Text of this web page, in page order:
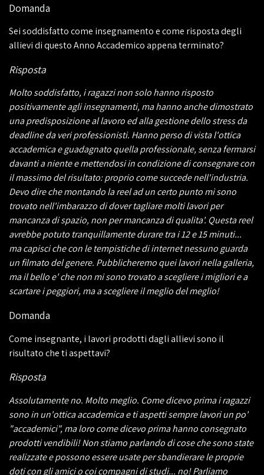
Domanda
Sei soddisfatto come insegnamento e come risposta degli
allievi di questo Anno Accademico appena terminato?
Risposta
Molto soddisfatto, i ragazzi non solo hanno risposto
positivamente agli insegnamenti, ma hanno anche dimostrato
una predisposizione al lavoro ed alla gestione dello stress da
deadline da veri professionisti. Hanno perso di vista l'ottica
accademica e guadagnato quella professionale, senza fermarsi
davanti a niente e mettendosi in condizione di consegnare con
il massimo del risultato: proprio come succede nell'industria.
Devo dire che montando la reel ad un certo punto mi sono
trovato nell'imbarazzo di dover tagliare molti lavori per
mancanza di spazio, non per mancanza di qualita'. Questa reel
avrebbe potuto tranquillamente durare tra i 12 e 15 minuti...
ma capisci che con le tempistiche di internet nessuno guarda
un filmato del genere. Pubblicheremo quei lavori nella galleria,
ma il bello e' che non mi sono trovato a scegliere i migliori e a
scartare i peggiori, ma a scegliere il meglio del meglio!
Domanda
Come insegnante, i lavori prodotti dagli allievi sono il
risultato che ti aspettavi?
Risposta
Assolutamente no. Molto meglio. Come dicevo prima i ragazzi
sono in un'ottica accademica e ti aspetti sempre lavori un po'
"accademici", ma loro come dicevo prima hanno consegnato
prodotti vendibili! Non stiamo parlando di cose che sono state
realizzate e possono essere usate per sbandierare le proprie
doti con gli amici o coi compagni di studi... no! Parliamo